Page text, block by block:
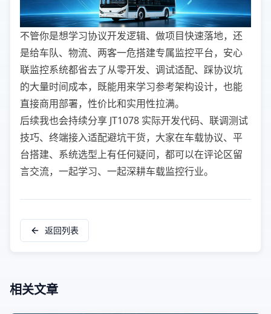
不管你是想学习协议开发逻辑、做项目快速落地，还
是给车队、物流、两客一危搭建专属监控平台，安心
联监控系统都省去了从零开发、调试适配、踩协议坑
的大量时间成本，既能用来学习参考架构设计，也能
直接商用部署，性价比和实用性拉满。
后续我也会持续分享 JT1078 实际开发代码、联调测试
技巧、终端接入适配避坑干货，大家在车载协议、平
台搭建、系统选型上有任何疑问，都可以在评论区留
言交流，一起学习、一起深耕车载监控行业。
返回列表
相关文章